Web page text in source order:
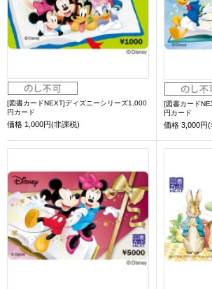
[図書カードNEXT]ディズニーシリーズ1,000
円カード
価格 1,000円(非課税)
[図書カード
円カード
価格 3,000円